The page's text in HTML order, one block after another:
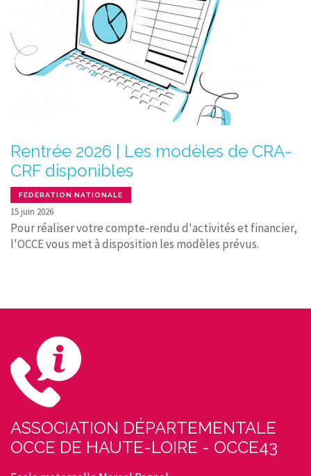
Rentrée 2026 | Les modèles de CRA-
CRF disponibles
FÉDÉRATION NATIONALE
15 juin 2026
Pour réaliser votre compte-rendu d'activités et financier,
l'OCCE vous met à disposition les modèles prévus.
ASSOCIATION DÉPARTEMENTALE
OCCE DE HAUTE-LOIRE - OCCE43